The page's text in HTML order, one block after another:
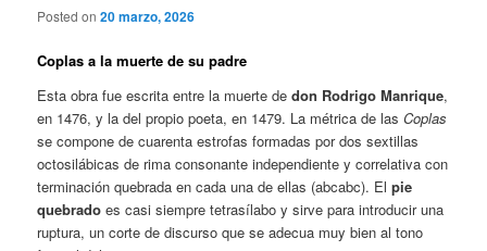
Posted on20 marzo, 2026
Coplas a la muerte de su padre
Esta obra fue escrita entre la muerte dedon Rodrigo Manrique,
en 1476, y la del propio poeta, en 1479. La métrica de lasCoplas
se compone de cuarenta estrofas formadas por dos sextillas
octosilábicas de rima consonante independiente y correlativa con
terminación quebrada en cada una de ellas (abcabc). Elpie
quebrado es casi siempre tetrasílabo y sirve para introducir una
ruptura, un corte de discurso que se adecua muy bien al tono